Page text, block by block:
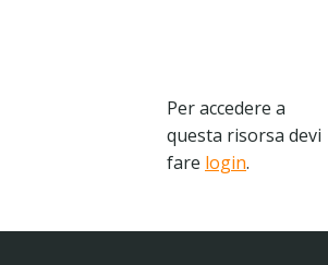
Per accedere a
questa risorsa devi
fare login.